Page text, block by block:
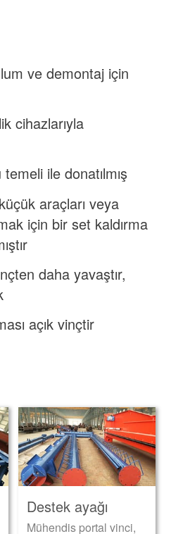
ve demontaj için
cihazlarıyla
ile donatılmış
araçları veya
için bir set kaldırma
daha yavaştır,
açık vinçtir
Destek ayağı
Mühendis portal vinci,